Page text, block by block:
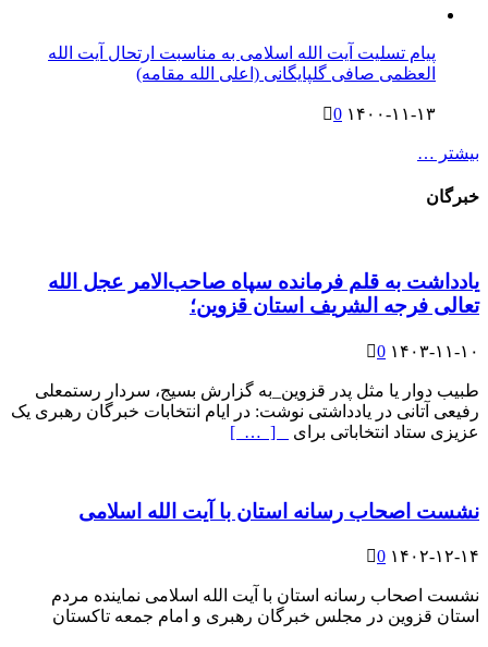
پیام تسلیت آیت الله اسلامی به مناسبت ارتحال آیت الله
العظمی صافی گلپایگانی (اعلی الله مقامه)
۱۴۰۰-۱۱-۱۳ 0
بیشتر …
خبرگان
یادداشت به قلم فرمانده سپاه صاحب‌الامر عجل الله
تعالی فرجه الشریف استان قزوین؛
۱۴۰۳-۱۱-۱۰ 0
طبیب دوار یا مثل پدر قزوین_به گزارش بسیج، سردار رستمعلی
رفیعی آتانی در یادداشتی نوشت: در ایام انتخابات خبرگان رهبری یک
عزیزی ستاد انتخاباتی برای
[ … ]
نشست اصحاب رسانه استان با آیت الله اسلامی
۱۴۰۲-۱۲-۱۴ 0
نشست اصحاب رسانه استان با آیت الله اسلامی نماینده مردم
استان قزوین در مجلس خبرگان رهبری و امام جمعه تاکستان